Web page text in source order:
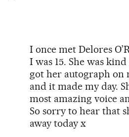
I once met Delores
I was 15. She was
got her autograph
and it made my day.
most amazing voice
So sorry to hear that
away today x